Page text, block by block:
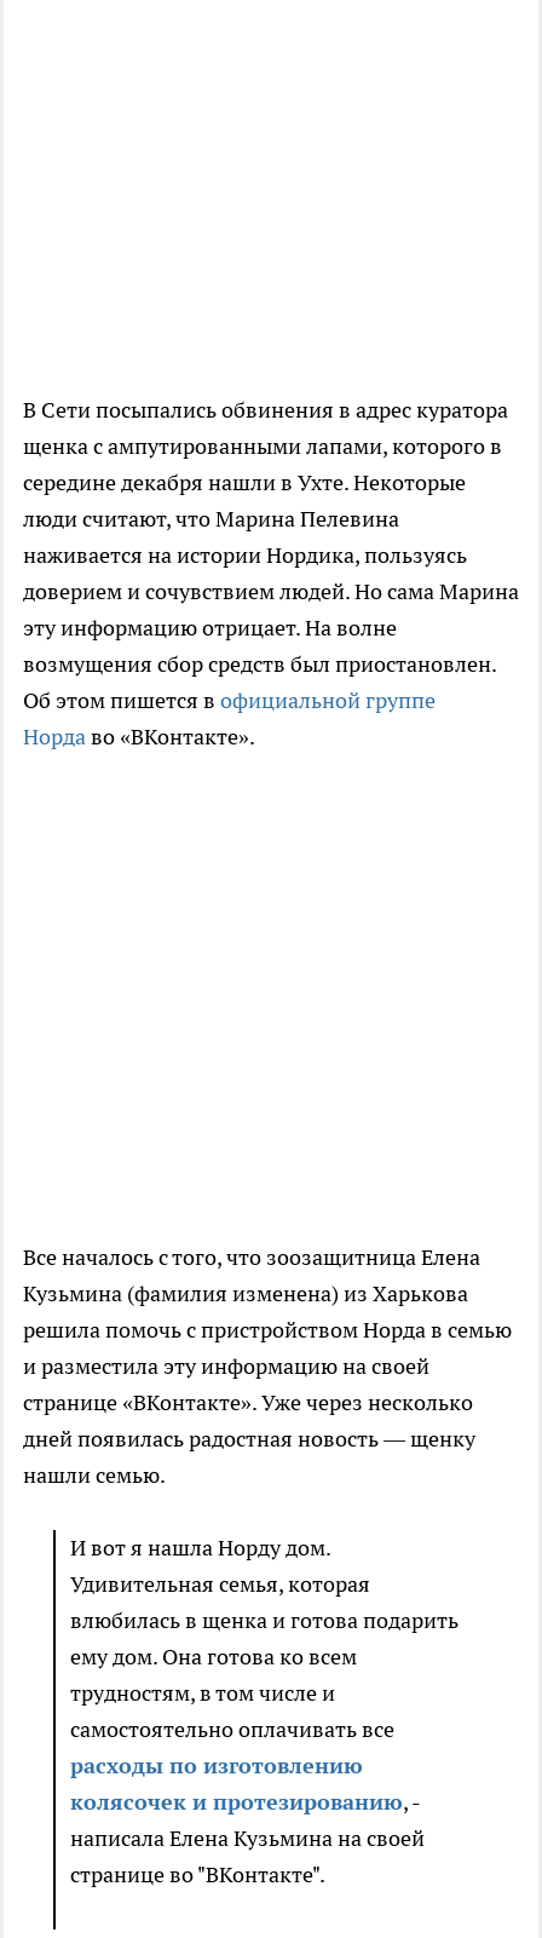
В Сети посыпались обвинения в адрес куратора
щенка с ампутированными лапами, которого в
середине декабря нашли в Ухте. Некоторые
люди считают, что Марина Пелевина
наживается на истории Нордика, пользуясь
доверием и сочувствием людей. Но сама Марина
эту информацию отрицает. На волне
возмущения сбор средств был приостановлен.
Об этом пишется в официальной группе
Нордаво «ВКонтакте».
Все началось с того, что зоозащитницаЕлена
Кузьмина (фамилия изменена) из Харькова
решила помочь с пристройством Норда в семью
и разместила эту информацию на своей
странице «ВКонтакте». Уже через несколько
дней появилась радостная новость — щенку
нашли семью.
И вот я нашла Норду дом.
Удивительная семья, которая
влюбилась в щенка и готова подарить
ему дом. Она готова ко всем
трудностям, в том числе и
самостоятельно оплачивать все
расходы по изготовлению
колясочек и протезированию, -
написалаЕлена Кузьминана своей
странице во "ВКонтакте".